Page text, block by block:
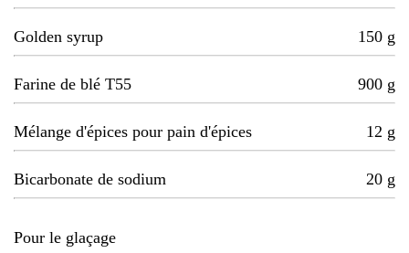
Golden syrup 150 g
Farine de blé T55 900 g
Mélange d'épices pour pain d'épices 12 g
Bicarbonate de sodium 20 g
Pour le glaçage